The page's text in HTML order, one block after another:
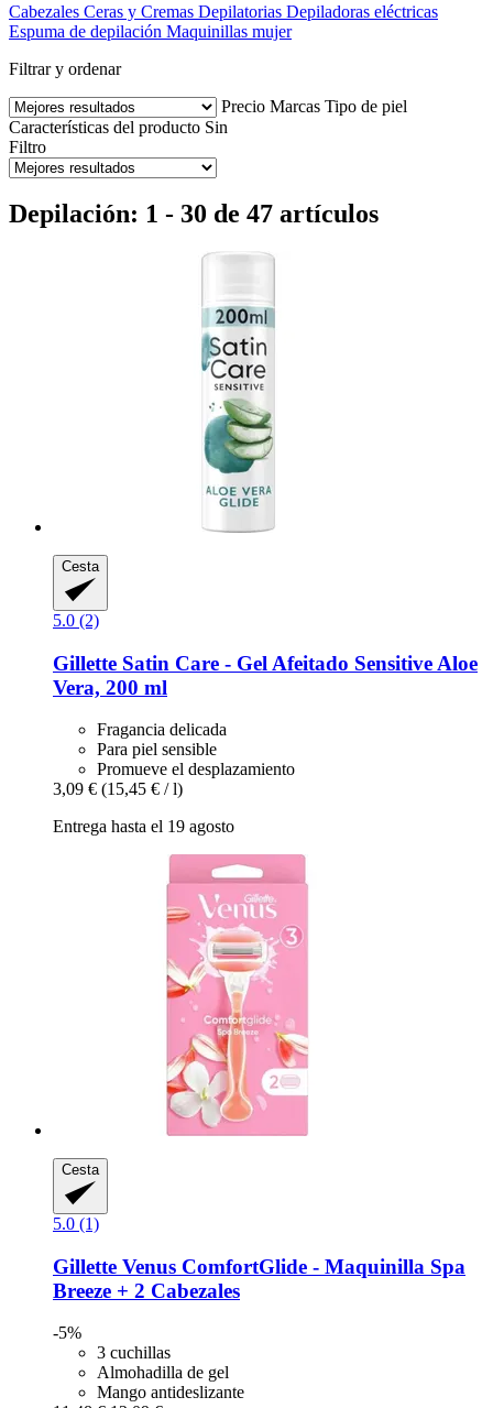
Cabezales Ceras y Cremas Depilatorias Depiladoras eléctricas
Espuma de depilación Maquinillas mujer
Filtrar y ordenar
Precio Marcas Tipo de piel
Características del producto Sin
Filtro
Depilación: 1 - 30 de 47 artículos
Cesta
5.0 (2)
Gillette Satin Care -​ Gel Afeitado Sensitive Aloe
Vera, 200 ml
Fragancia delicada
Para piel sensible
Promueve el desplazamiento
3,09 € (15,45 € / l)
Entrega hasta el 19 agosto
Cesta
5.0 (1)
Gillette Venus ComfortGlide -​ Maquinilla Spa
Breeze + 2 Cabezales
-5%
3 cuchillas
Almohadilla de gel
Mango antideslizante